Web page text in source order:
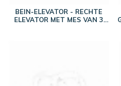
BEIN-ELEVATOR - RECHTE
ELEVATOR MET MES VAN 3